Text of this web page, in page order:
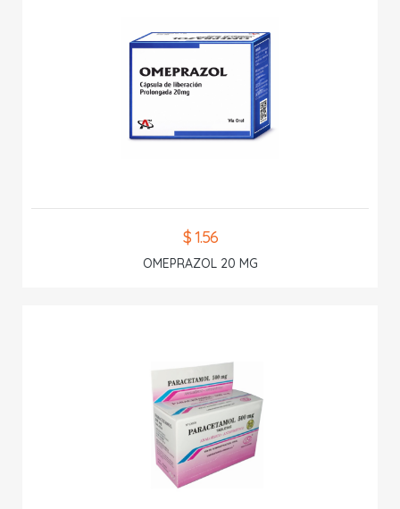
$ 1.56
OMEPRAZOL 20 MG